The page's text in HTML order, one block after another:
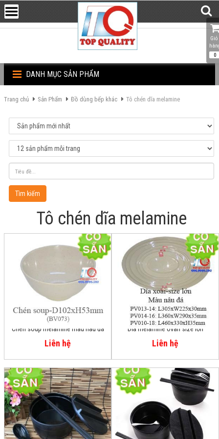
DANH MỤC SẢN PHẨM
Trang chủ Sản Phẩm Đồ dùng bếp khác Tô chén dĩa melamine
Tìm kiếm
Tô chén dĩa melamine
Chén soup melamine màu nâu đá
BV073-4
Liên hệ
Dĩa melamine ovan size lớn
Liên hệ
Giỏ
0